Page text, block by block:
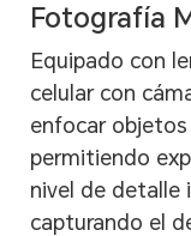
Fotografía
Equipado con
celular con
enfocar
permitiendo
nivel de detalle
capturando el